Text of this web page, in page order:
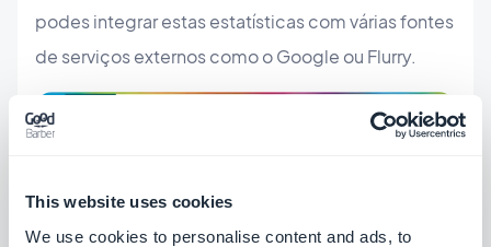
This website uses cookies
We use cookies to personalise content and ads, to
podes integrar estas estatísticas com várias fontes
de serviços externos como o Google ou Flurry.